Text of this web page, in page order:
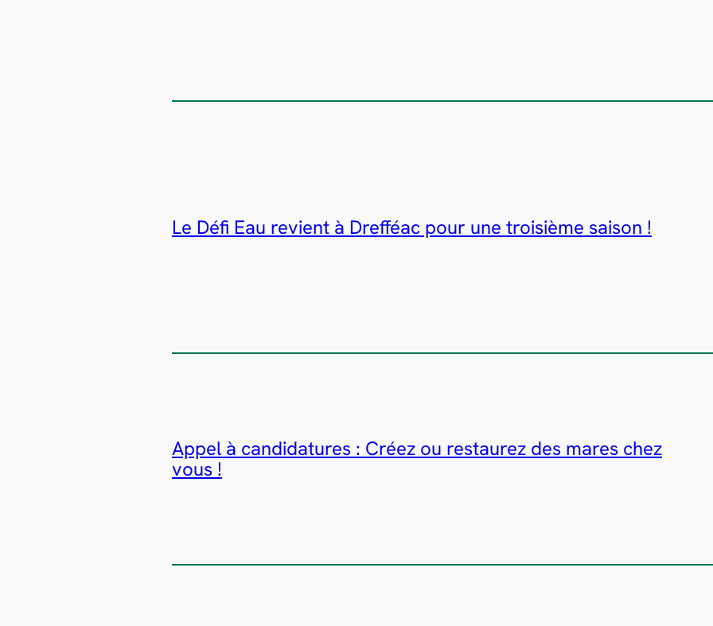
Le Défi Eau revient à Drefféac pour une troisième saison !
Appel à candidatures : Créez ou restaurez des mares chez
vous !